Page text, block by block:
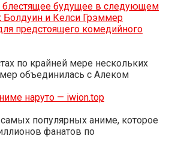
блестящее будущее в следующем
Болдуин и Келси Грэммер
предстоящего комедийного
по крайней мере нескольких
объединилась с Алеком
наруто — iwion.top
самых популярных аниме, которое
фанатов по